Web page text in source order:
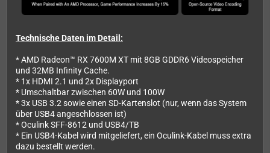
Technische Daten im Detail:
* AMD Radeon™ RX 7600M XT mit 8GB GDDR6 Videospeicher
und 32MB Infinity Cache.
* 1x HDMI 2.1 und 2x Displayport
* Umschaltbar zwischen 60W und 100W
* 3x USB 3.2 sowie einen SD-Kartenslot (nur, wenn das System
über USB4 angeschlossen ist)
* Oculink SFF-8612 und USB4/TB
* Ein USB4-Kabel wird mitgeliefert, ein Oculink-Kabel muss extra
dazu bestellt werden.